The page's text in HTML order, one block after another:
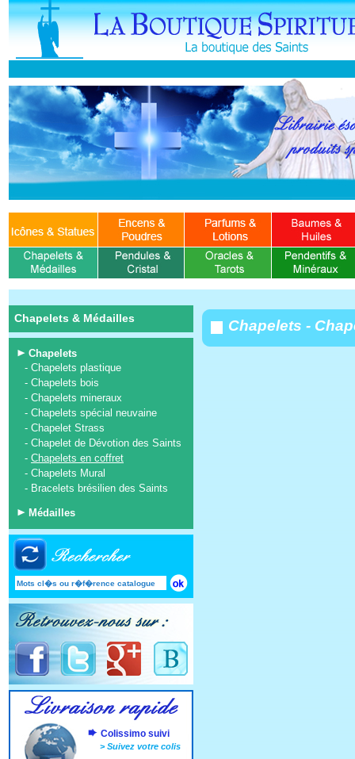
Chapelets & Médailles
Chapelets
- Chapelets plastique
- Chapelets bois
- Chapelets mineraux
- Chapelets spécial neuvaine
- Chapelet Strass
- Chapelet de Dévotion des Saints
- Chapelets en coffret
- Chapelets Mural
- Bracelets brésilien des Saints
Médailles
Colissimo suivi
>Suivez votre colis
Chapelets -